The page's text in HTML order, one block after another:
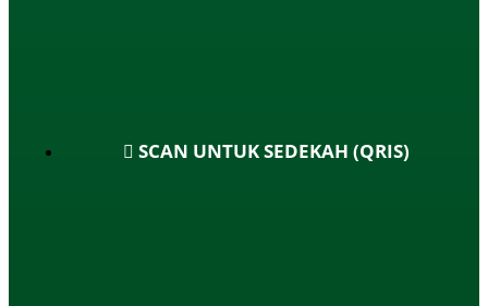
SCAN UNTUK SEDEKAH (QRIS)